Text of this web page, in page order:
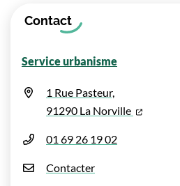
Contact
Service urbanisme
1 Rue Pasteur,
91290 La Norville
01 69 26 19 02
Contacter